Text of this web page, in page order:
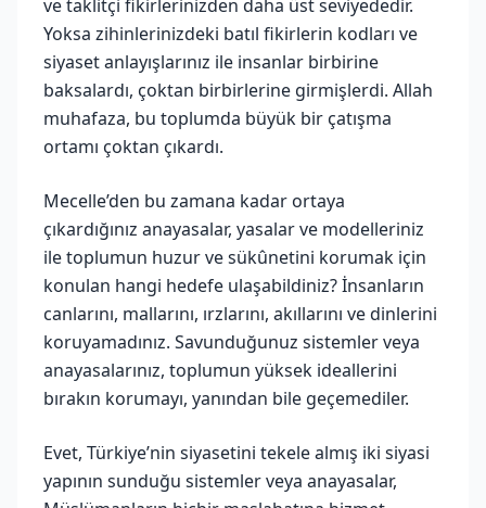
ve taklitçi fikirlerinizden daha üst seviyededir.
Yoksa zihinlerinizdeki batıl fikirlerin kodları ve
siyaset anlayışlarınız ile insanlar birbirine
baksalardı, çoktan birbirlerine girmişlerdi. Allah
muhafaza, bu toplumda büyük bir çatışma
ortamı çoktan çıkardı.
Mecelle’den bu zamana kadar ortaya
çıkardığınız anayasalar, yasalar ve modelleriniz
ile toplumun huzur ve sükûnetini korumak için
konulan hangi hedefe ulaşabildiniz? İnsanların
canlarını, mallarını, ırzlarını, akıllarını ve dinlerini
koruyamadınız. Savunduğunuz sistemler veya
anayasalarınız, toplumun yüksek ideallerini
bırakın korumayı, yanından bile geçemediler.
Evet, Türkiye’nin siyasetini tekele almış iki siyasi
yapının sunduğu sistemler veya anayasalar,